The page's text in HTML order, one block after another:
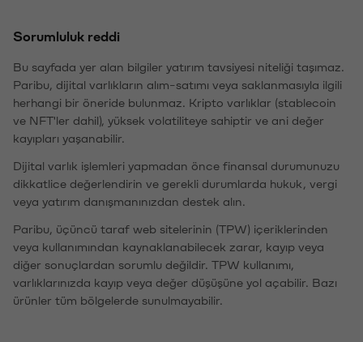
Sorumluluk reddi
Bu sayfada yer alan bilgiler yatırım tavsiyesi niteliği taşımaz.
Paribu, dijital varlıkların alım-satımı veya saklanmasıyla ilgili
herhangi bir öneride bulunmaz. Kripto varlıklar (stablecoin
ve NFT'ler dahil), yüksek volatiliteye sahiptir ve ani değer
kayıpları yaşanabilir.
Dijital varlık işlemleri yapmadan önce finansal durumunuzu
dikkatlice değerlendirin ve gerekli durumlarda hukuk, vergi
veya yatırım danışmanınızdan destek alın.
Paribu, üçüncü taraf web sitelerinin (TPW) içeriklerinden
veya kullanımından kaynaklanabilecek zarar, kayıp veya
diğer sonuçlardan sorumlu değildir. TPW kullanımı,
varlıklarınızda kayıp veya değer düşüşüne yol açabilir. Bazı
ürünler tüm bölgelerde sunulmayabilir.